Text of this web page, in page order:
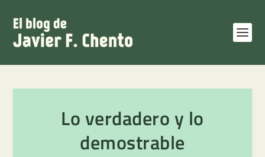
Lo verdadero y lo
demostrable